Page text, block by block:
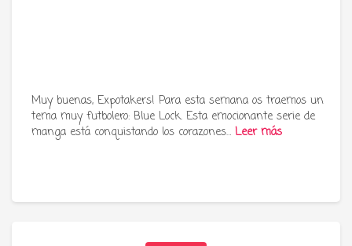
Muy buenas, Expotakers! Para esta semana os traemos un
tema muy futbolero: Blue Lock. Esta emocionante serie de
manga está conquistando los corazones… Leer más